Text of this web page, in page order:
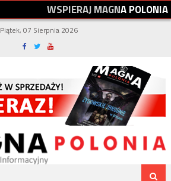
WSPIERAJMAGNAPOLONIA
Piątek, 07 Sierpnia 2026